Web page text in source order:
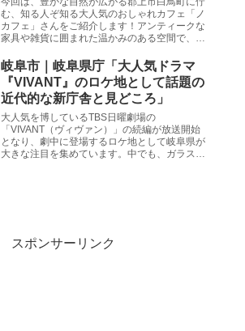
む、知る人ぞ知る大人気のおしゃれカフェ「ノ
カフェ」さんをご紹介します！アンティークな
家具や雑貨に囲まれた温かみのある空間で、こ
の忙しさを忘れて、ゆったりとした癒やしの時
間を過ごしたい女子旅やドライブにぴったりの
スポットです。気になる魅力や周辺のおすすめ
スポットに迫ります！
岐阜市｜岐阜県庁「大人気ドラマ
『VIVANT』のロケ地として話題の
近代的な新庁舎と見どころ」
大人気を博しているTBS日曜劇場の
「VIVANT（ヴィヴァン）」の続編が放送開始
となり、劇中に登場するロケ地として岐阜県が
大きな注目を集めています。中でも、ガラス張
巡礼の計画に、ぜひ役立ててくださいね。
スポンサーリンク